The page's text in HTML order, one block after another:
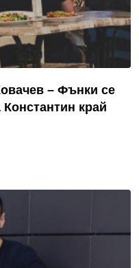
– Фънки се
край